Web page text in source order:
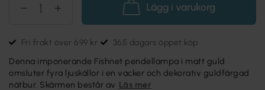
Lägg i varukorg
Fri frakt över 699 kr 365 dagars öppet köp
Denna imponerande Fishnet pendellampa i matt guld
omsluter fyra ljuskällor i en vacker och dekorativ guldfärgad
nätbur. Skärmen består av Läs mer